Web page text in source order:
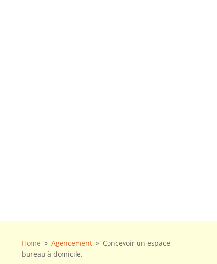
Home 9 Agencement 9 Concevoir un espace
bureau à domicile.